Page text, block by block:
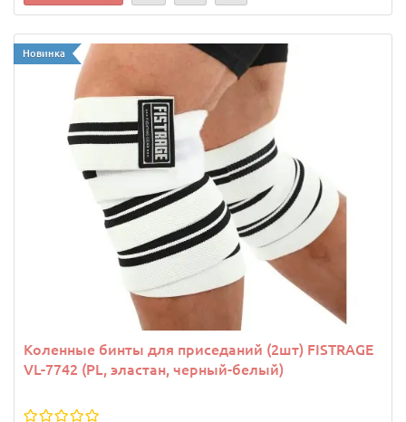
Новинка
Коленные бинты для приседаний (2шт) FISTRAGE
VL-7742 (PL, эластан, черный-белый)